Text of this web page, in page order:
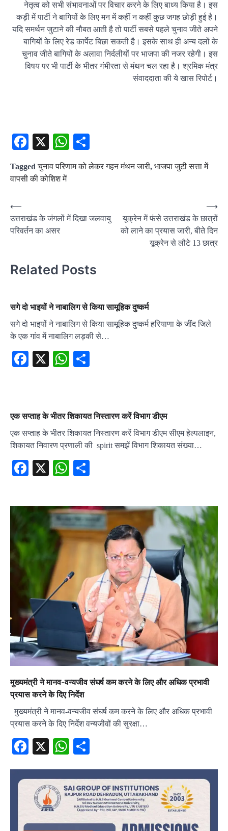
नेतृत्व को सभी संभावनाओं पर विचार करने के लिए बाध्य किया है। इस
कड़ी में पार्टी ने बागियों के लिए मन में कहीं न कहीं कुछ जगह छोड़ी हुई है।
यदि समर्थन जुटाने की नौबत आती है तो पार्टी सबसे पहले चुनाव जीते अपने
बागियों के लिए रेड कार्पेट बिछा सकती है। इसके साथ ही अन्य दलों के
चुनाव जीते बागियों के अलावा निर्दलीयों पर भाजपा की नजर रहेगी। इस
विषय पर भी पार्टी के भीतर गंभीरता से मंथन चल रहा है। श्रमिक मंत्र
संवाददाता की ये खास रिपोर्ट।
Facebook
X WhatsApp
Taggedचुनाव परिणाम को लेकर गहन मंथन जारी, भाजपा जुटी सत्ता में
वापसी की कोशिश में
Post
navigation
⟵
उत्तराखंड के जंगलों में दिखा जलवायु
परिवर्तन का असर
यूक्रेन में फंसे उत्तराखंड के छात्रों
को लाने का प्रयास जारी, बीते दिन
यूक्रेन से लौटे 13 छात्र
⟶
Related Posts
सगे दो भाइयों ने नाबालिग से किया सामूहिक दुष्कर्म
सगे दो भाइयों ने नाबालिग से किया सामूहिक दुष्कर्म हरियाणा के जींद जिले
के एक गांव में नाबालिग लड़की से…
Facebook
X WhatsApp
एक सप्ताह के भीतर शिकायत निस्तारण करें विभाग डीएम
एक सप्ताह के भीतर शिकायत निस्तारण करें विभाग डीएम सीएम हेल्पलाइन,
शिकायत निवारण प्रणाली की spirit समझें विभाग शिकायत संख्या…
Facebook
X WhatsApp
मुख्यमंत्री ने मानव-वन्यजीव संघर्ष कम करने के लिए और अधिक प्रभावी
प्रयास करने के दिए निर्देश
मुख्यमंत्री ने मानव-वन्यजीव संघर्ष कम करने के लिए और अधिक प्रभावी
प्रयास करने के दिए निर्देश वन्यजीवों की सुरक्षा…
Facebook
X WhatsApp